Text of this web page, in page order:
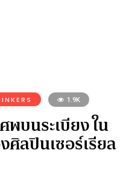
1.9K
พบนระเบียง ใน
ลปินเซอร์เรียล